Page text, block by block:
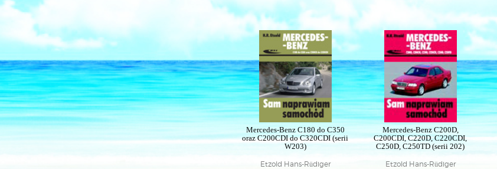
Mercedes-Benz C180 do C350
oraz C200CDI do C320CDI (serii
W203)
Etzold Hans-Rüdiger
Mercedes-Benz C200D,
C200CDI, C220D, C220CDI,
C250D, C250TD (serii 202)
Etzold Hans-Rüdiger